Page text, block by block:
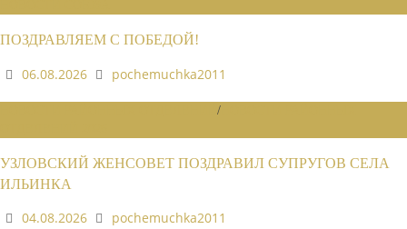
ПОЗДРАВЛЯЕМ С ПОБЕДОЙ!
06.08.2026
pochemuchka2011
/
УЗЛОВСКИЙ ЖЕНСОВЕТ ПОЗДРАВИЛ СУПРУГОВ СЕЛА
ИЛЬИНКА
04.08.2026
pochemuchka2011